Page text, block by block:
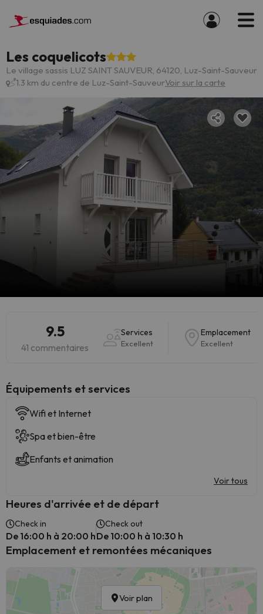
Les coquelicots
Le village sassis LUZ SAINT SAUVEUR, 64120, Luz-Saint-Sauveur
1.3 km du centre de Luz-Saint-SauveurVoir sur la carte
9.5
41 commentaires
Services
Excellent
Emplacement
Excellent
​Équipements et services
Wifi et Internet
Spa et bien-être
Enfants et animation
Voir tous
Heures d'arrivée et de départ
Check in
De 16:00 h à 20:00 h
Check out
De 10:00 h à 10:30 h
Emplacement et remontées mécaniques
Voir plan